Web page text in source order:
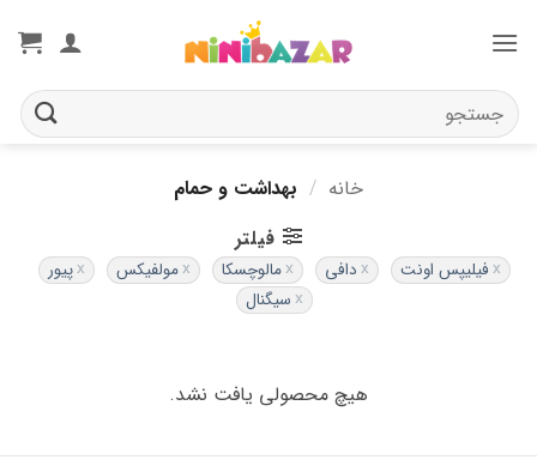
جستجو
برای:
خانه / بهداشت و حمام
فیلتر
فیلیپس اونت دافی مالوچسکا مولفیکس
پیور
سیگنال
هیچ محصولی یافت نشد.